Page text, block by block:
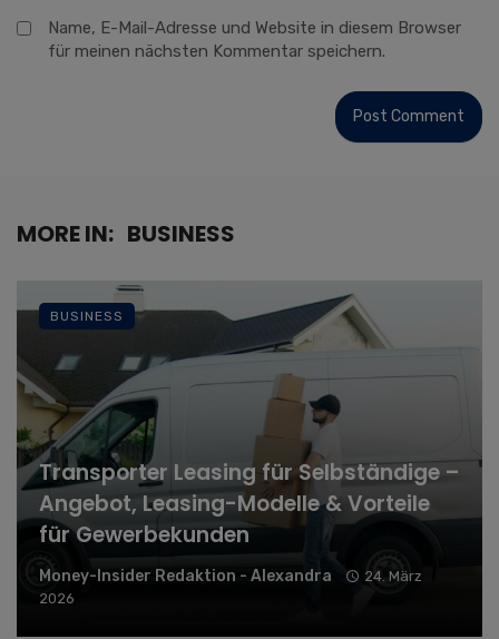
Name, E-Mail-Adresse und Website in diesem Browser
für meinen nächsten Kommentar speichern.
MORE IN: BUSINESS
Transporter Leasing für Selbständige –
Angebot, Leasing-Modelle & Vorteile
für Gewerbekunden
Money-Insider Redaktion - Alexandra
24. März
2026
BUSINESS